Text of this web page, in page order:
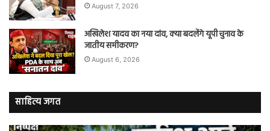
August 7, 2026
अखिलेश यादव का नया दांव, क्या बदलेंगे यूपी चुनाव के
जातीय समीकरण?
August 6, 2026
साहित्य जगत